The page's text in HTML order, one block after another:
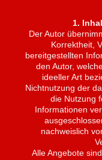
1.
Der Autor
Korrektheit,
bereitgestellten
den Autor,
ideeller Art
Nichtnutzung der
die Nutzung
Informationen
nachweislich
Alle Angebote